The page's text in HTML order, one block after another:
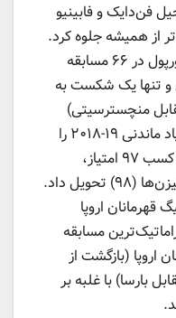
فن‌دایک و فابینیو
از همیشه جلوه کرد.
از ماه مه ۲۰۱۸ تا فوریه ۲۰۲۰، لیورپول در ۶۶ مسابقه
پیروزی، ۸ تساوی و تنها یک شکست به
منچسترسیتی)
البته تکلیف قهرمانی در فصل به‌ یاد ماندنی ۱۹-۲۰۱۸ را
تعیین کرد؛ وقتی لیورپول با وجود کسب ۹۷ امتیاز،
قهرمانی را با اختلاف اندک به سیتیزن‌ها (۹۸) تحویل داد.
قهرمانان اروپا
مسابقه
اروپا (بازگشت از
بارسا) با غلبه بر